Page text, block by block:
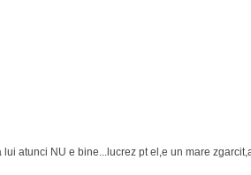
atunci NU e bine...lucrez pt el,e un mare